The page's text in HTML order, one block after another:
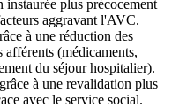
plus précocement
aggravant l'AVC.
à une réduction des
afférents (médicaments,
du séjour hospitalier).
à une revalidation plus
avec le service social.